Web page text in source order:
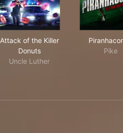
Attack of the Killer
Donuts
Uncle Luther
Pike